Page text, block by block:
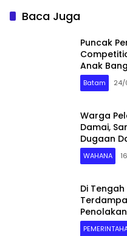
Baca Juga
Puncak
Anak
Batam 24/
Warga
Damai,
Dugaan
WAHANA
Di